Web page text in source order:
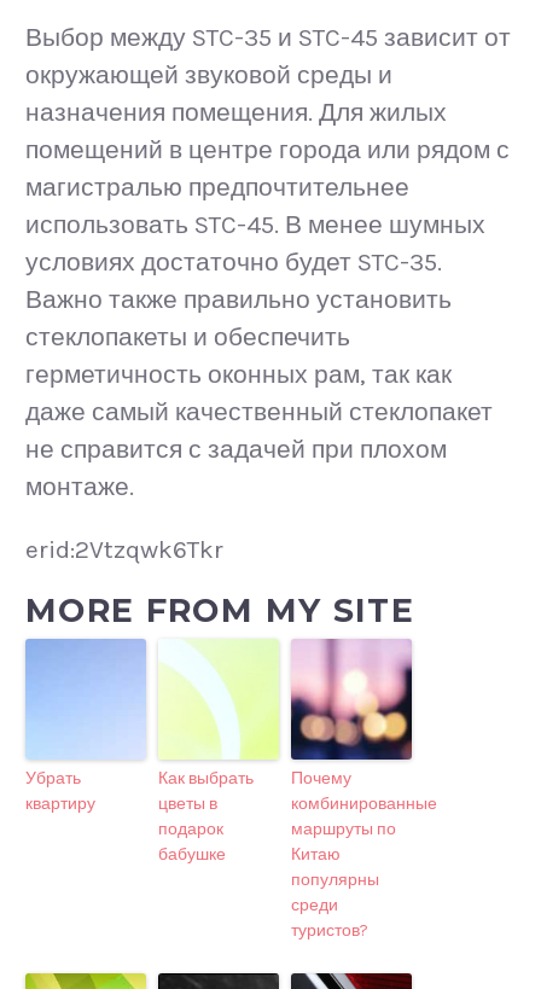
Выбор между STC-35 и STC-45 зависит от
окружающей звуковой среды и
назначения помещения. Для жилых
помещений в центре города или рядом с
магистралью предпочтительнее
использовать STC-45. В менее шумных
условиях достаточно будет STC-35.
Важно также правильно установить
стеклопакеты и обеспечить
герметичность оконных рам, так как
даже самый качественный стеклопакет
не справится с задачей при плохом
монтаже.
erid:2Vtzqwk6Tkr
MORE FROM MY SITE
Убрать
квартиру
Как выбрать
цветы в
подарок
бабушке
Почему
комбинированные
маршруты по
Китаю
популярны
среди
туристов?